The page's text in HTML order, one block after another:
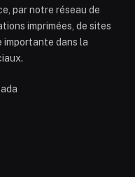
par notre réseau de
imprimées, de sites
importante dans la